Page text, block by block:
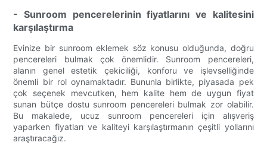
- Sunroom pencerelerinin fiyatlarını ve kalitesini
karşılaştırma
Evinize bir sunroom eklemek söz konusu olduğunda, doğru
pencereleri bulmak çok önemlidir. Sunroom pencereleri,
alanın genel estetik çekiciliği, konforu ve işlevselliğinde
önemli bir rol oynamaktadır. Bununla birlikte, piyasada pek
çok seçenek mevcutken, hem kalite hem de uygun fiyat
sunan bütçe dostu sunroom pencereleri bulmak zor olabilir.
Bu makalede, ucuz sunroom pencereleri için alışveriş
yaparken fiyatları ve kaliteyi karşılaştırmanın çeşitli yollarını
araştıracağız.